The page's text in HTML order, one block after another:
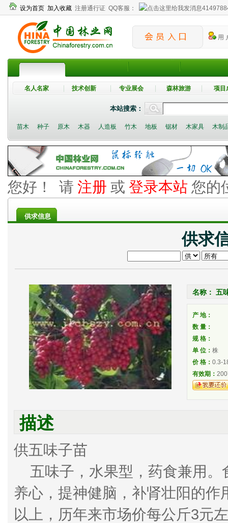
设为首页 加入收藏 注册通行证 QQ客服：
用
名人名家 技术创新 专业展会 森林旅游 项目
本站搜索：
苗木 种子 原木 木器 人造板 竹木 地板 锯材 木家具 木制
您好！ 请 注册 或 登录本站 您的
供求信息
供求
名称： 五
产 地：
数 量：
规 格：
单 位： 株
价 格： 0.3-
有效期：
描述
供五味子苗
五味子，水果型，药食兼用。
养心，提神健脑，补肾壮阳的
以上，历年来市场价每公斤3元